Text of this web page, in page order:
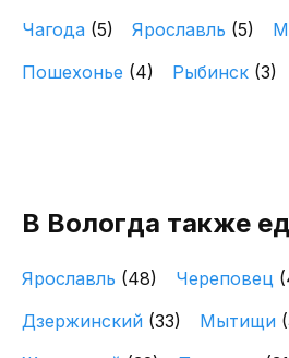
Чагода (5) Ярославль (5)
Пошехонье (4) Рыбинск (3)
В Вологда также
Ярославль (48) Череповец
Дзержинский (33) Мытищи